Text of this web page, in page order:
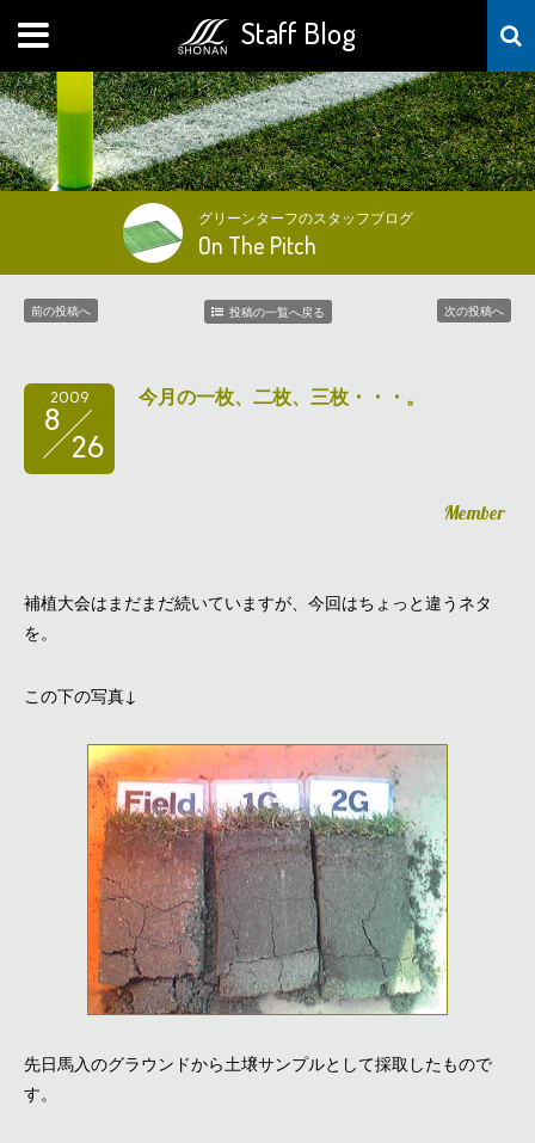
Staff Blog
MENU
グリーンターフのスタッフブログ
On The Pitch
前の投稿へ 投稿の一覧へ戻る 次の投稿へ
2009
8
26
今月の一枚、二枚、三枚・・・。
Member
補植大会はまだまだ続いていますが、今回はちょっと違うネタ
を。
この下の写真↓
先日馬入のグラウンドから土壌サンプルとして採取したもので
す。